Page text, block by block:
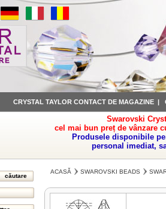
CRYSTAL TAYLOR CONTACT DE MAGAZINE |
Swarovski
cel mai bun preț de vânzare
Produsele disponibile
personal imediat,
ACASĂ SWAROVSKI BEADS